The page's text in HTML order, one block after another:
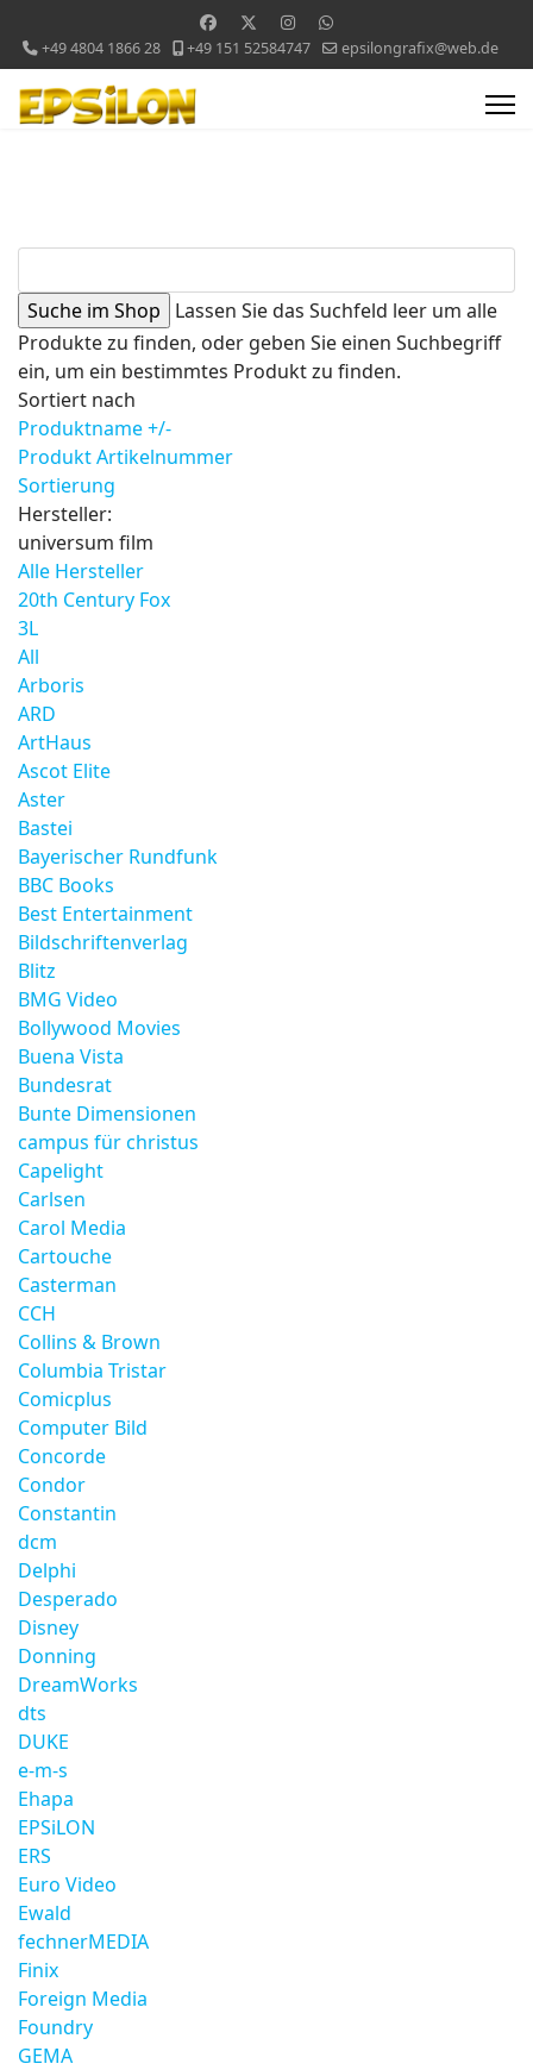
+49 4804 1866 28 +49 151 52584747 epsilongrafix@web.de
Lassen Sie das Suchfeld leer um alle
Produkte zu finden, oder geben Sie einen Suchbegriff
ein, um ein bestimmtes Produkt zu finden.
Sortiert nach
Produktname +/-
Produkt Artikelnummer
Sortierung
Hersteller:
universum film
Alle Hersteller
20th Century Fox
3L
All
Arboris
ARD
ArtHaus
Ascot Elite
Aster
Bastei
Bayerischer Rundfunk
BBC Books
Best Entertainment
Bildschriftenverlag
Blitz
BMG Video
Bollywood Movies
Buena Vista
Bundesrat
Bunte Dimensionen
campus für christus
Capelight
Carlsen
Carol Media
Cartouche
Casterman
CCH
Collins & Brown
Columbia Tristar
Comicplus
Computer Bild
Concorde
Condor
Constantin
dcm
Delphi
Desperado
Disney
Donning
DreamWorks
dts
DUKE
e-m-s
Ehapa
EPSiLON
ERS
Euro Video
Ewald
fechnerMEDIA
Finix
Foreign Media
Foundry
GEMA